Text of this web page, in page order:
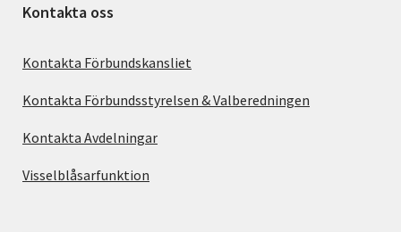
Kontakta oss
Kontakta Förbundskansliet
Kontakta Förbundsstyrelsen & Valberedningen
Kontakta Avdelningar
Visselblåsarfunktion